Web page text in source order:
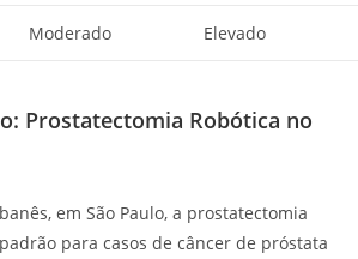
Moderado Elevado
Prostatectomia Robótica no
em São Paulo, a prostatectomia
para casos de câncer de próstata